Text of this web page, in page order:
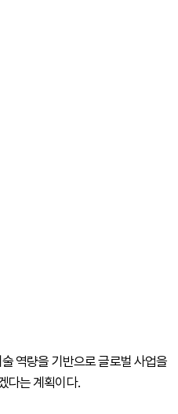
역량을 기반으로 글로벌 사업을
다는 계획이다.